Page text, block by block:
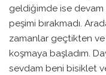
geldiğimde ise devam
peşimi bırakmadı.
zamanlar geçtikten
koşmaya başladım.
sevdam beni bisiklet